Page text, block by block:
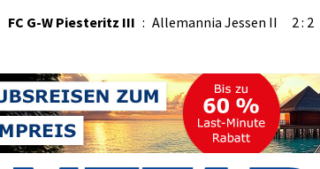
FC G-W Piesteritz III : Allemannia Jessen II 2 : 2